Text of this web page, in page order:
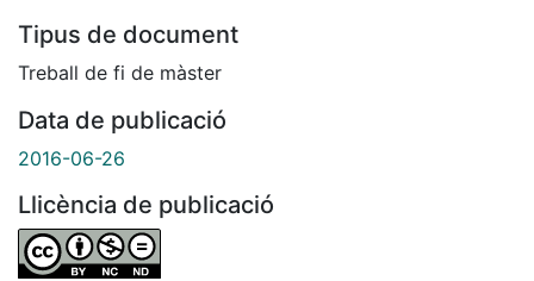
Tipus de document
Treball de fi de màster
Data de publicació
2016-06-26
Llicència de publicació